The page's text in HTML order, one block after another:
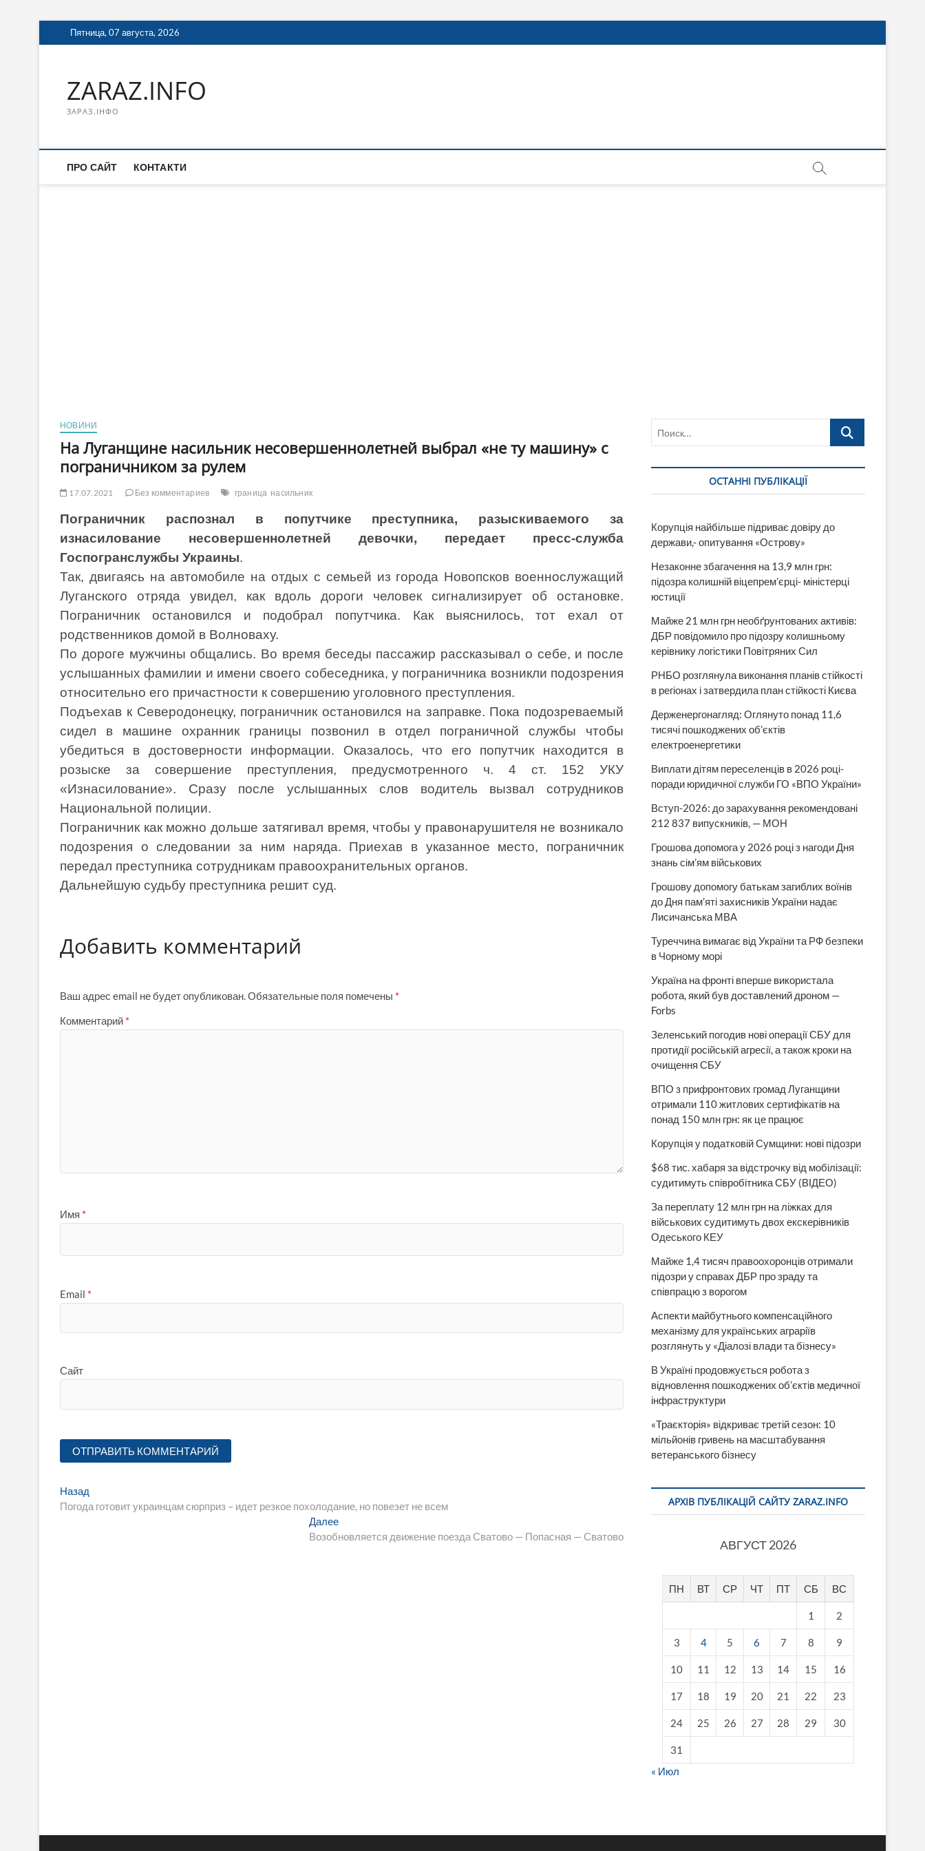
Перейти
к
Пятница, 07 августа, 2026
ZARAZ.INFO
ЗАРАЗ.ІНФО
ПРО САЙТ КОНТАКТИ
НОВИНИ
На Луганщине насильник несовершеннолетней выбрал «не ту машину» с
пограничником за рулем
17.07.2021 Без комментариев граница насильник
Пограничник распознал в попутчике преступника, разыскиваемого за
изнасилование несовершеннолетней девочки, передает пресс-служба
Госпогранслужбы Украины.
Так, двигаясь на автомобиле на отдых с семьей из города Новопсков военнослужащий
Луганского отряда увидел, как вдоль дороги человек сигнализирует об остановке.
Пограничник остановился и подобрал попутчика. Как выяснилось, тот ехал от
родственников домой в Волноваху.
По дороге мужчины общались. Во время беседы пассажир рассказывал о себе, и после
услышанных фамилии и имени своего собеседника, у пограничника возникли подозрения
относительно его причастности к совершению уголовного преступления.
Подъехав к Северодонецку, пограничник остановился на заправке. Пока подозреваемый
сидел в машине охранник границы позвонил в отдел пограничной службы чтобы
убедиться в достоверности информации. Оказалось, что его попутчик находится в
розыске за совершение преступления, предусмотренного ч. 4 ст. 152 УКУ
«Изнасилование». Сразу после услышанных слов водитель вызвал сотрудников
Национальной полиции.
Пограничник как можно дольше затягивал время, чтобы у правонарушителя не возникало
подозрения о следовании за ним наряда. Приехав в указанное место, пограничник
передал преступника сотрудникам правоохранительных органов.
Дальнейшую судьбу преступника решит суд.
Добавить комментарий
Ваш адрес email не будет опубликован.Обязательные поля помечены *
Комментарий *
Имя *
Email *
Сайт
Навигация
по
Назад
запись:
Погода готовит украинцам сюрприз – идет резкое похолодание, но повезет не всем
ДалееСледующая
запись:
Возобновляется движение поезда Сватово — Попасная — Сватово
Поиск…
ОСТАННІ ПУБЛІКАЦІЇ
Корупція найбільше підриває довіру до
держави,- опитування «Острову»
Незаконне збагачення на 13,9 млн грн:
підозра колишній віцепрем’єрці- міністерці
юстиції
Майже 21 млн грн необґрунтованих активів:
ДБР повідомило про підозру колишньому
керівнику логістики Повітряних Сил
РНБО розглянула виконання планів стійкості
в регіонах і затвердила план стійкості Києва
Держенергонагляд: Оглянуто понад 11,6
тисячі пошкоджених об’єктів
електроенергетики
Виплати дітям переселенців в 2026 році-
поради юридичної служби ГО «ВПО України»
Вступ-2026: до зарахування рекомендовані
212 837 випускників, — МОН
Грошова допомога у 2026 році з нагоди Дня
знань сім’ям військових
Грошову допомогу батькам загиблих воїнів
до Дня пам’яті захисників України надає
Лисичанська МВА
Туреччина вимагає від України та РФ безпеки
в Чорному морі
Україна на фронті вперше використала
робота, який був доставлений дроном —
Forbs
Зеленський погодив нові операції СБУ для
протидії російській агресії, а також кроки на
очищення СБУ
ВПО з прифронтових громад Луганщини
отримали 110 житлових сертифікатів на
понад 150 млн грн: як це працює
Корупція у податковій Сумщини: нові підозри
$68 тис. хабаря за відстрочку від мобілізації:
судитимуть співробітника СБУ (ВІДЕО)
За переплату 12 млн грн на ліжках для
військових судитимуть двох екскерівників
Одеського КЕУ
Майже 1,4 тисяч правоохоронців отримали
підозри у справах ДБР про зраду та
співпрацю з ворогом
Аспекти майбутнього компенсаційного
механізму для українських аграріїв
розглянуть у «Діалозі влади та бізнесу»
В Україні продовжується робота з
відновлення пошкоджених об’єктів медичної
інфраструктури
«Траєкторія» відкриває третій сезон: 10
мільйонів гривень на масштабування
ветеранського бізнесу
АРХІВ ПУБЛІКАЦІЙ САЙТУ ZARAZ.INFO
АВГУСТ 2026
ПН ВТ СР ЧТ ПТ СБ ВС
1 2
3 4 5 6 7 8 9
10 11 12 13 14 15 16
17 18 19 20 21 22 23
24 25 26 27 28 29 30
31
« Июл